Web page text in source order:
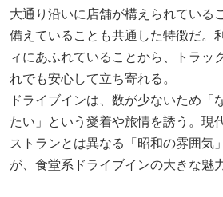
大通り沿いに店舗が構えられている
備えていることも共通した特徴だ。
ィにあふれていることから、トラッ
れでも安心して立ち寄れる。
ドライブインは、数が少ないため「
たい」という愛着や旅情を誘う。現
ストランとは異なる「昭和の雰囲気
が、食堂系ドライブインの大きな魅